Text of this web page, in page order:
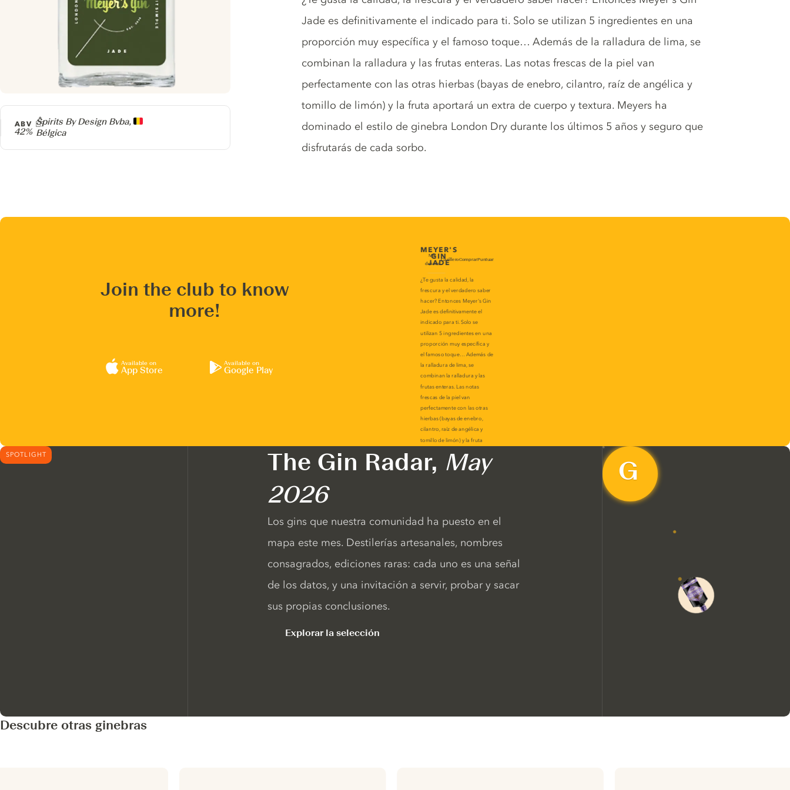
Producer
Spirits By Design Bvba,
Bélgica
ABV
42%
Jade es definitivamente el indicado para ti. Solo se utilizan 5 ingredientes en una
proporción muy específica y el famoso toque… Además de la ralladura de lima, se
combinan la ralladura y las frutas enteras. Las notas frescas de la piel van
perfectamente con las otras hierbas (bayas de enebro, cilantro, raíz de angélica y
tomillo de limón) y la fruta aportará un extra de cuerpo y textura. Meyers ha
dominado el estilo de ginebra London Dry durante los últimos 5 años y seguro que
disfrutarás de cada sorbo.
Join the club to know
more!
Available on
App Store
Available on
Google Play
SPOTLIGHT The Gin Radar, May
2026
Los gins que nuestra comunidad ha puesto en el
mapa este mes. Destilerías artesanales, nombres
consagrados, ediciones raras: cada uno es una señal
de los datos, y una invitación a servir, probar y sacar
sus propias conclusiones.
Explorar la selección
Descubre otras ginebras